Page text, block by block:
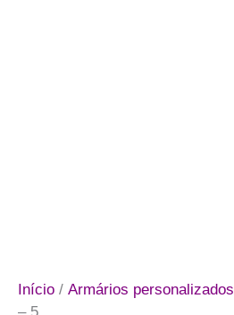
Início / Armários personalizados